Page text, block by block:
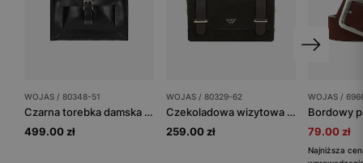
WOJAS / 80348-51
Czarna torebka damska z zewnętrzną kieszenią
499.00 zł
WOJAS / 80329-62
Czekoladowa wizytowa torebka damska
259.00 zł
WOJAS /
79.00 zł
Najniższa